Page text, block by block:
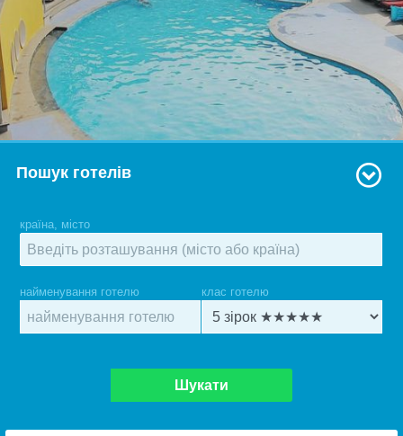
Пошук готелів
країна, місто
найменування готелю клас готелю
Шукати